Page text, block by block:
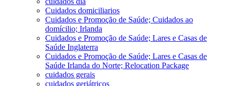
Cuidados domiciliarios
Cuidados e Promoção de Saúde; Cuidados ao
domícilio; Irlanda
Cuidados e Promoção de Saúde; Lares e Casas de
Saúde Inglaterra
Cuidados e Promoção de Saúde; Lares e Casas de
Saúde Irlanda do Norte; Relocation Package
cuidados gerais
cuidados geriátricos